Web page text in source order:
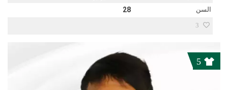
السن 28
3
5